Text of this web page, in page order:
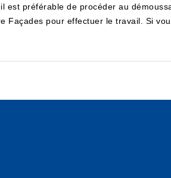
est préférable de procéder au
Façades pour effectuer le travail. Si